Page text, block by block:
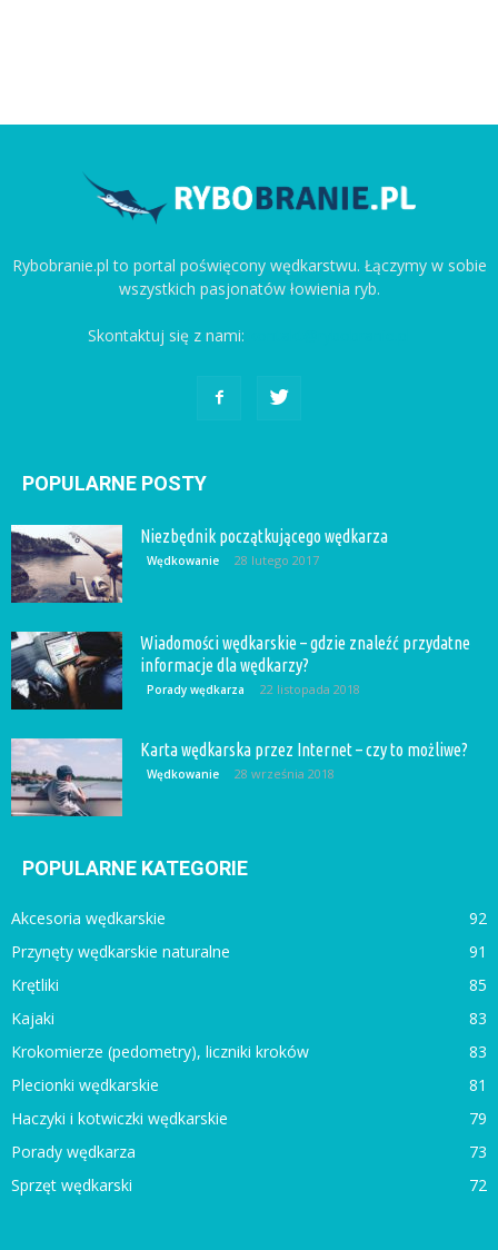
Rybobranie.pl to portal poświęcony wędkarstwu. Łączymy w sobie
wszystkich pasjonatów łowienia ryb.
Skontaktuj się z nami:
POPULARNE POSTY
Niezbędnik początkującego wędkarza
Wędkowanie 28 lutego 2017
Wiadomości wędkarskie – gdzie znaleźć przydatne
informacje dla wędkarzy?
Porady wędkarza 22 listopada 2018
Karta wędkarska przez Internet – czy to możliwe?
Wędkowanie 28 września 2018
POPULARNE KATEGORIE
Akcesoria wędkarskie
92
Przynęty wędkarskie naturalne
91
Krętliki
85
Kajaki
83
Krokomierze (pedometry), liczniki kroków
83
Plecionki wędkarskie
81
Haczyki i kotwiczki wędkarskie
79
Porady wędkarza
73
Sprzęt wędkarski
72